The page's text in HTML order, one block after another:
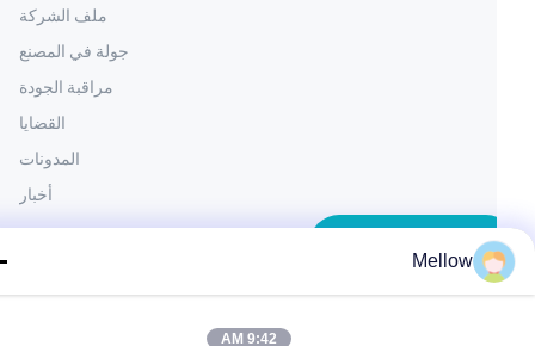
ملف الشركة
جولة في المصنع
مراقبة الجودة
القضايا
المدونات
احصل على اقتباس
مجانيMellow
9:42 AM